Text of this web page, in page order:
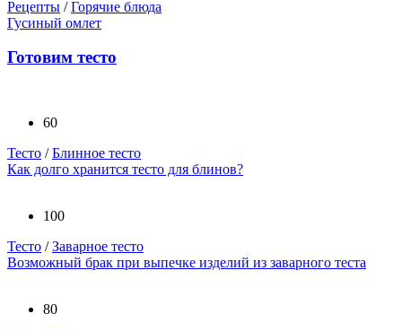
Рецепты /Горячие блюда
Гусиный омлет
Готовим тесто
60
Тесто /Блинное тесто
Как долго хранится тесто для блинов?
100
Тесто /Заварное тесто
Возможный брак при выпечке изделий из заварного теста
80